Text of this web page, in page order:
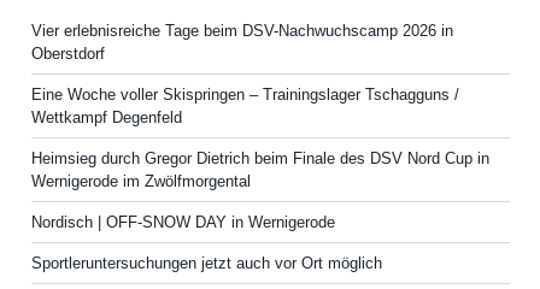
Vier erlebnisreiche Tage beim DSV-Nachwuchscamp 2026 in
Oberstdorf
Eine Woche voller Skispringen – Trainingslager Tschagguns /
Wettkampf Degenfeld
Heimsieg durch Gregor Dietrich beim Finale des DSV Nord Cup in
Wernigerode im Zwölfmorgental
Nordisch | OFF-SNOW DAY in Wernigerode
Sportleruntersuchungen jetzt auch vor Ort möglich